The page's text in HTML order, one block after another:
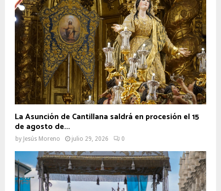
La Asunción de Cantillana saldrá en procesión el 15
de agosto de...
by Jesús Moreno julio 29, 2026 0